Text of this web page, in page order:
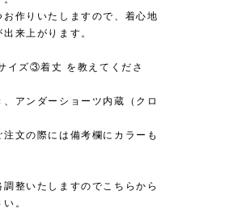
作りいたしますので、着心地
来上がります。
ズ③着丈 を教えてくださ
アンダーショーツ内蔵（クロ
文の際には備考欄にカラーも
整いたしますのでこちらから
。